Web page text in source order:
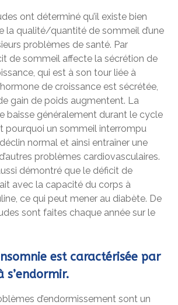
ont déterminé qu’il existe bien
la qualité/quantité de sommeil d’une
problèmes de santé. Par
de sommeil affecte la sécrétion de
qui est à son tour liée à
de croissance est sécrétée,
gain de poids augmentent. La
baisse généralement durant le cycle
pourquoi un sommeil interrompu
normal et ainsi entraîner une
problèmes cardiovasculaires.
démontré que le déficit de
avec la capacité du corps à
ce qui peut mener au diabète. De
sont faites chaque année sur le
est caractérisée par
d’endormissement sont un